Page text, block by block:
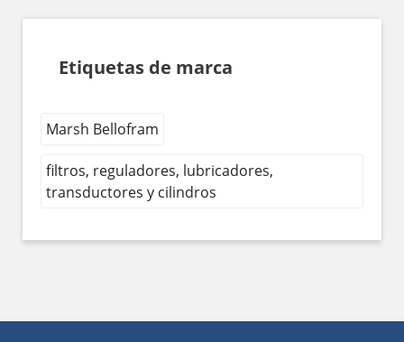
Etiquetas de marca
Marsh Bellofram
filtros, reguladores, lubricadores,
transductores y cilindros